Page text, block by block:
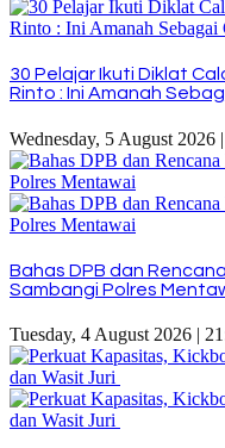
30 Pelajar Ikuti Diklat
Rinto : Ini Amanah
Wednesday, 5 August 2026
Bahas DPB dan
Sambangi Polres
Tuesday, 4 August 2026 |